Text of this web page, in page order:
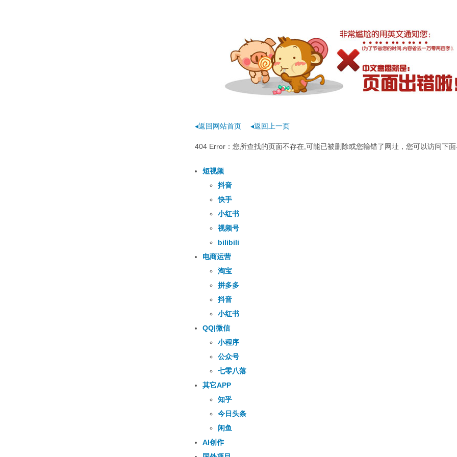
◂返回网站首页 ◂返回上一页
404 Error：您所查找的页面不存在,可能已被删除或您输错了网址，您可以访问下面
短视频
抖音
快手
小红书
视频号
bilibili
电商运营
淘宝
拼多多
抖音
小红书
QQ|微信
小程序
公众号
七零八落
其它APP
知乎
今日头条
闲鱼
AI创作